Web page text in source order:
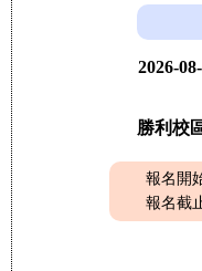
2026-
勝利校
報名開
報名截